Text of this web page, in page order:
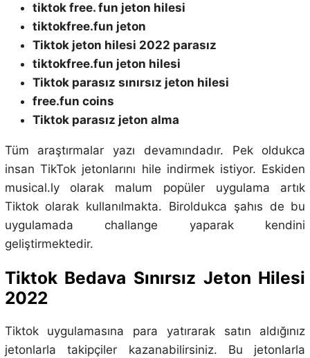
tiktok free. fun jeton hilesi
tiktokfree.fun jeton
Tiktok jeton hilesi 2022 parasız
tiktokfree.fun jeton hilesi
Tiktok parasız sınırsız jeton hilesi
free.fun coins
Tiktok parasız jeton alma
Tüm araştırmalar yazı devamındadır. Pek oldukca
insan TikTok jetonlarını hile indirmek istiyor. Eskiden
musical.ly olarak malum popüler uygulama artık
Tiktok olarak kullanılmakta. Biroldukca şahıs de bu
uygulamada challange yaparak kendini
geliştirmektedir.
Tiktok Bedava Sınırsız Jeton Hilesi
2022
Tiktok uygulamasına para yatırarak satın aldığınız
jetonlarla takipçiler kazanabilirsiniz. Bu jetonlarla